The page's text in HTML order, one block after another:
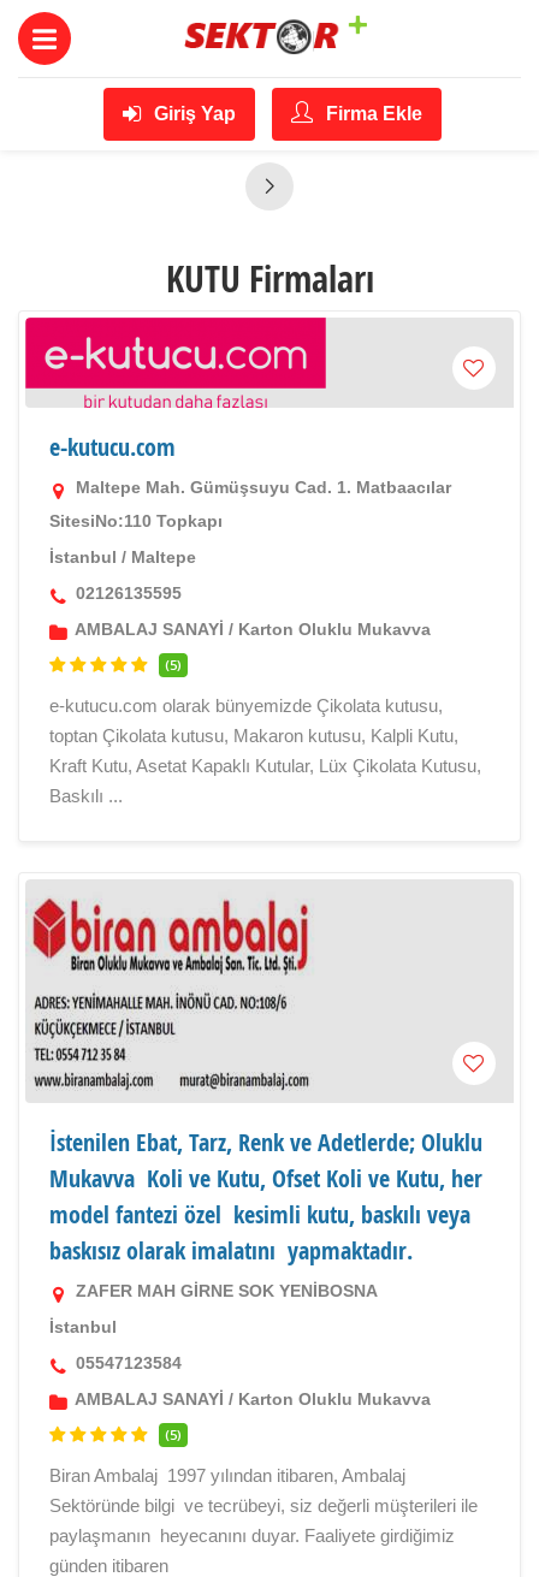
Giriş Yap Firma Ekle
KUTU Firmaları
e-kutucu.com
Maltepe Mah. Gümüşsuyu Cad. 1. Matbaacılar
SitesiNo:110 Topkapı
İstanbul / Maltepe
02126135595
AMBALAJ SANAYİ / Karton Oluklu Mukavva
(5)
e-kutucu.com olarak bünyemizde Çikolata kutusu,
toptan Çikolata kutusu, Makaron kutusu, Kalpli Kutu,
Kraft Kutu, Asetat Kapaklı Kutular, Lüx Çikolata Kutusu,
Baskılı ...
İstenilen Ebat, Tarz, Renk ve Adetlerde; Oluklu
Mukavva Koli ve Kutu, Ofset Koli ve Kutu, her
model fantezi özel kesimli kutu, baskılı veya
baskısız olarak imalatını yapmaktadır.
ZAFER MAH GİRNE SOK YENİBOSNA
İstanbul
05547123584
AMBALAJ SANAYİ / Karton Oluklu Mukavva
(5)
Biran Ambalaj 1997 yılından itibaren, Ambalaj
Sektöründe bilgi ve tecrübeyi, siz değerli müşterileri ile
paylaşmanın heyecanını duyar. Faaliyete girdiğimiz
günden itibaren